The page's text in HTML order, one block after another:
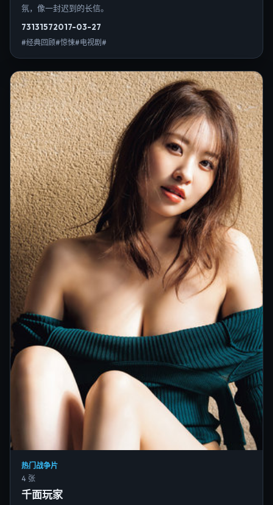
氛，像一封迟到的长信。
73131572017-03-27
#经典回顾#惊悚#电视剧#
热门战争片
4 张
千面玩家